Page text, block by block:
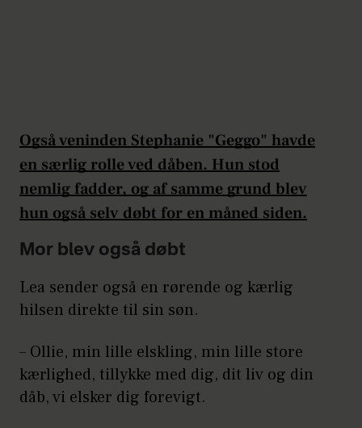
Også veninden Stephanie "Geggo" havde
en særlig rolle ved dåben. Hun stod
nemlig fadder, og af samme grund blev
hun også selv døbt for en måned siden.
Mor blev også døbt
Lea sender også en rørende og kærlig
hilsen direkte til sin søn.
– Ollie, min lille elskling, min lille store
kærlighed, tillykke med dig, dit liv og din
dåb, vi elsker dig forevigt.